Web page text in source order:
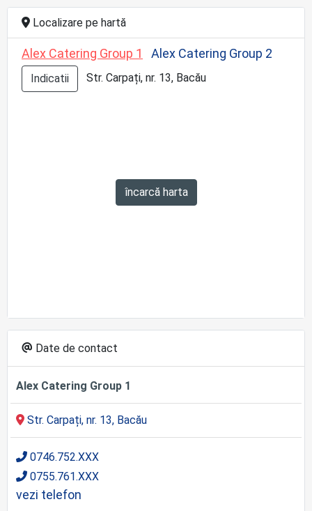
Localizare pe hartă
Alex Catering Group 1 Alex Catering Group 2
Indicatii Str. Carpați, nr. 13, Bacău
încarcă harta
Date de contact
Alex Catering Group 1
Str. Carpați, nr. 13, Bacău
0746.752.XXX
0755.761.XXX
vezi telefon